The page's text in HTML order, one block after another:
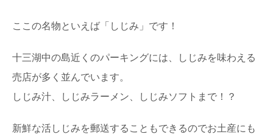
ここの名物といえば「しじみ」です！
十三湖中の島近くのパーキングには、しじみを味わえる
売店が多く並んでいます。
しじみ汁、しじみラーメン、しじみソフトまで！？
新鮮な活しじみを郵送することもできるのでお土産にも